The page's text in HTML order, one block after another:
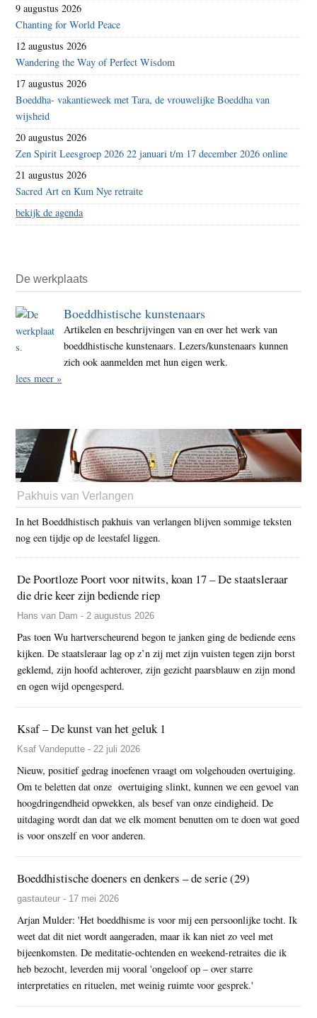
9 augustus 2026
Chanting for World Peace
12 augustus 2026
Wandering the Way of Perfect Wisdom
17 augustus 2026
Boeddha- vakantieweek met Tara, de vrouwelijke Boeddha van
wijsheid
20 augustus 2026
Zen Spirit Leesgroep 2026 22 januari t/m 17 december 2026 online
21 augustus 2026
Sacred Art en Kum Nye retraite
bekijk de agenda
De werkplaats
Boeddhistische kunstenaars
Artikelen en beschrijvingen van en over het werk van
boeddhistische kunstenaars. Lezers/kunstenaars kunnen
zich ook aanmelden met hun eigen werk.
lees meer »
Pakhuis van Verlangen
In het Boeddhistisch pakhuis van verlangen blijven sommige teksten
nog een tijdje op de leestafel liggen.
De Poortloze Poort voor nitwits, koan 17 – De staatsleraar
die drie keer zijn bediende riep
Hans van Dam - 2 augustus 2026
Pas toen Wu hartverscheurend begon te janken ging de bediende eens
kijken. De staatsleraar lag op z’n zij met zijn vuisten tegen zijn borst
geklemd, zijn hoofd achterover, zijn gezicht paarsblauw en zijn mond
en ogen wijd opengesperd.
Ksaf – De kunst van het geluk 1
Ksaf Vandeputte - 22 juli 2026
Nieuw, positief gedrag inoefenen vraagt om volgehouden overtuiging.
Om te beletten dat onze overtuiging slinkt, kunnen we een gevoel van
hoogdringendheid opwekken, als besef van onze eindigheid. De
uitdaging wordt dan dat we elk moment benutten om te doen wat goed
is voor onszelf en voor anderen.
Boeddhistische doeners en denkers – de serie (29)
gastauteur - 17 mei 2026
Arjan Mulder: 'Het boeddhisme is voor mij een persoonlijke tocht. Ik
weet dat dit niet wordt aangeraden, maar ik kan niet zo veel met
bijeenkomsten. De meditatie-ochtenden en weekend-retraites die ik
heb bezocht, leverden mij vooral 'ongeloof op – over starre
interpretaties en rituelen, met weinig ruimte voor gesprek.'